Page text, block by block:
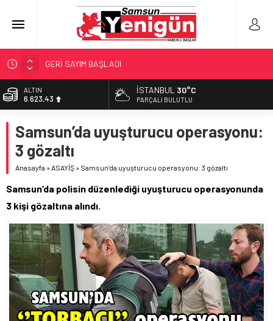
GERİ SAYIM BAŞLADI
SAMSUNSPOR’DA HEDEF 5’İNCİLİK!
‘BAFRA’YA YATIRIM YAPIN!’
YÖNETİCİ SEÇERKEN YAPILAN EN BÜYÜK HATALAR
ALTIN
6.623,43
13.785,25
DOLAR
47,7048
55,0748
İSTANBUL 30°C
PARÇALI BULUTLU
Samsun’da uyuşturucu operasyonu:
3 gözaltı
Anasayfa »ASAYİŞ » Samsun’da uyuşturucu operasyonu: 3 gözaltı
Samsun’da polisin düzenlediği uyuşturucu operasyonunda
3 kişi gözaltına alındı.